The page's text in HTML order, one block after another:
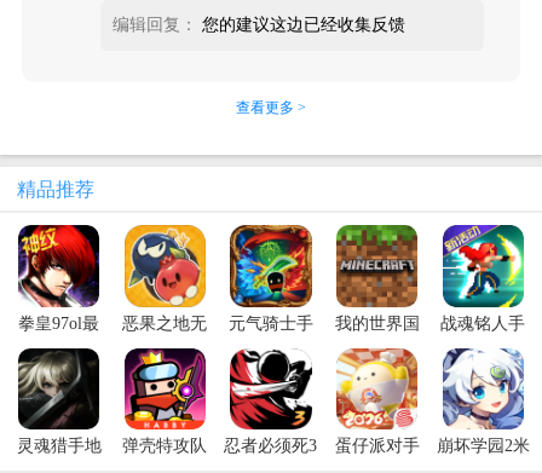
编辑回复： 您的建议这边已经收集反馈
查看更多 >
精品推荐
拳皇97ol最
新版本
恶果之地无
限技能破解
版
元气骑士手
游正版
我的世界国
际服官方正
版
战魂铭人手
游
灵魂猎手地
弹壳特攻队
忍者必须死3
蛋仔派对手
崩坏学园2米